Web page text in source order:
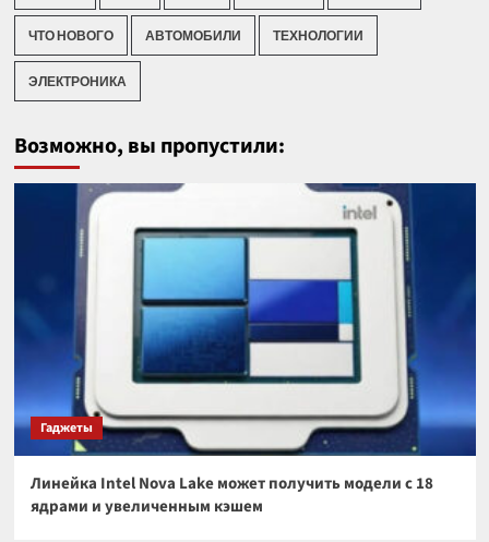
ЧТО НОВОГО АВТОМОБИЛИ ТЕХНОЛОГИИ
ЭЛЕКТРОНИКА
Возможно, вы пропустили:
Гаджеты
Линейка Intel Nova Lake может получить модели с 18
ядрами и увеличенным кэшем